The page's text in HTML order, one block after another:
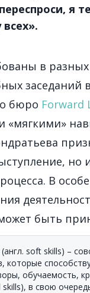
я
в разных
заседаний
бюро Forward
«мягкими»
но
В
быть
soft skills) –
которые
обучаемость,
в свою